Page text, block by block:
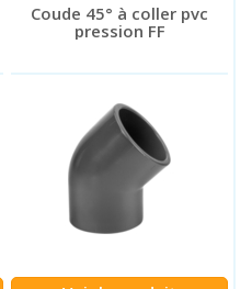
Coude 45° à coller pvc
pression FF